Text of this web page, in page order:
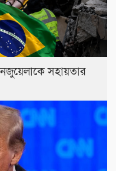
সহায়তার